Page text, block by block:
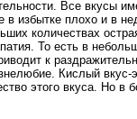
Все вкусы
избытке плохо и в
количествах
То есть в
к
Кислый вкус-
этого вкуса. Но в